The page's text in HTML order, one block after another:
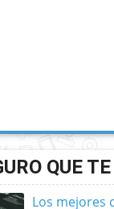
QUE
Los mejores